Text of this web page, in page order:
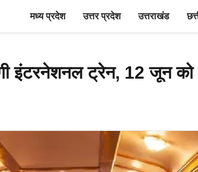
मध्य प्रदेश उत्तर प्रदेश उत्तराखंड
इंटरनेशनल ट्रेन, 12 जून को